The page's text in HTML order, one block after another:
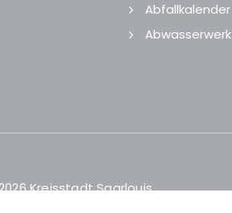
Abfallkalender
Abwasserwerk
Kreisstadt Saarlouis.